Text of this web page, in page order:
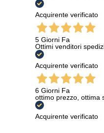
Acquirente verificato
5 Giorni Fa
Ottimi venditori
Acquirente verificato
6 Giorni Fa
ottimo prezzo, ottima
Acquirente verificato